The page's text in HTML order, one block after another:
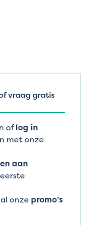
vraag gratis
oflog in
met onze
aan
onze promo’s